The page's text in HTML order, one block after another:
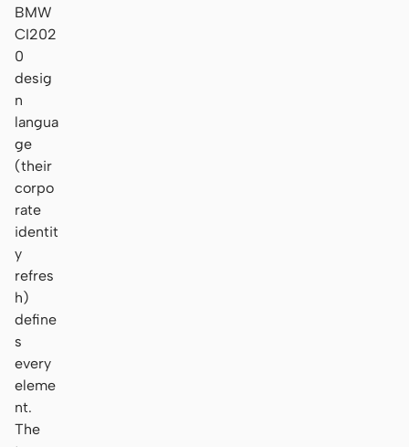
BMW
CI202
0
desig
n
langua
ge
(their
corpo
rate
identit
y
refres
h)
define
s
every
eleme
nt.
The